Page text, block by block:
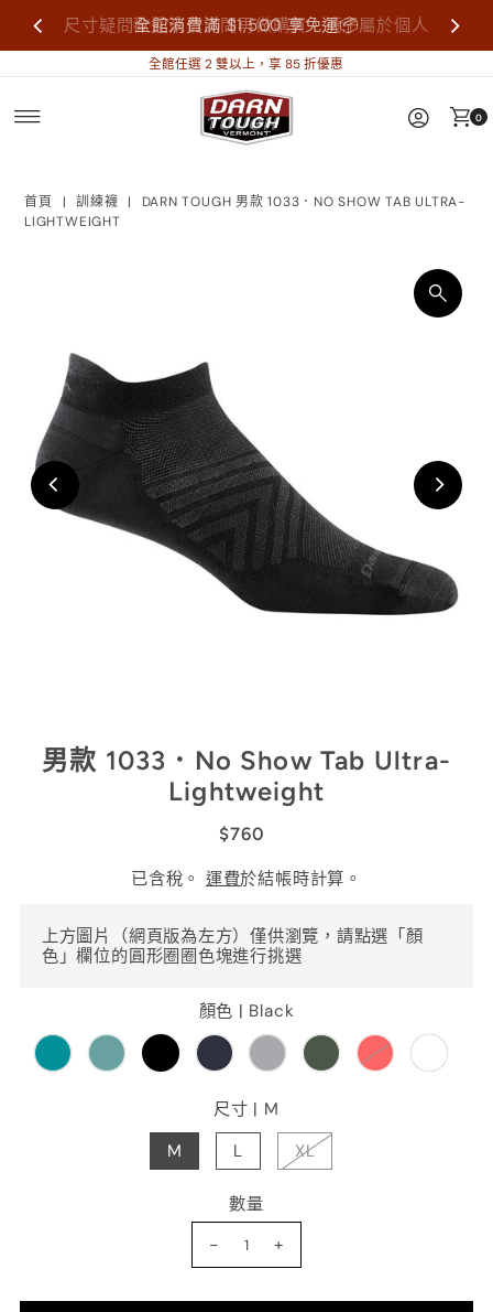
尺寸疑問歡迎來信詢問再做購買，襪子屬於個人
衛生用品，售出不做退換貨。
全館消費滿 $1,500 享免運📦
全館任選 2 雙以上，享 85 折優惠
0
首頁 | 訓練襪 |
DARN TOUGH 男款 1033．NO SHOW TAB ULTRA-
LIGHTWEIGHT
男款 1033．No Show Tab Ultra-
Lightweight
$760
已含稅。 運費於結帳時計算。
上方圖片（網頁版為左方）僅供瀏覽，請點選「顏
色」欄位的圓形圈圈色塊進行挑選
顏色 | Black
尺寸 | M
M
L XL
數量
-
+